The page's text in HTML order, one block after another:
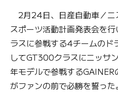
2月24日、日産自動車／
スポーツ活動計画発表会を
ラスに参戦する4チームのド
してGT300クラスにニッサ
年モデルで参戦する
がファンの前で必勝を誓った。